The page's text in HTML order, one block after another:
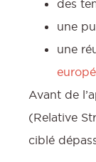
des
une
une
Avant de
(Relative
ciblé